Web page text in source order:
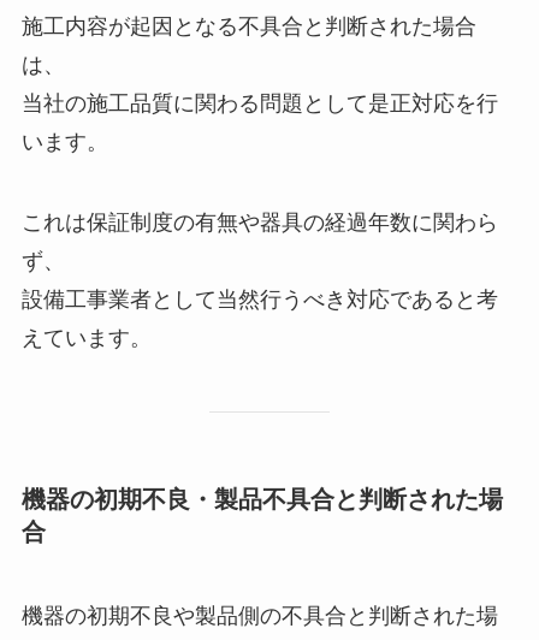
施工内容が起因となる不具合と判断された場合
は、
当社の施工品質に関わる問題として是正対応を行
います。
これは保証制度の有無や器具の経過年数に関わら
ず、
設備工事業者として当然行うべき対応であると考
えています。
機器の初期不良・製品不具合と判断された場
合
機器の初期不良や製品側の不具合と判断された場